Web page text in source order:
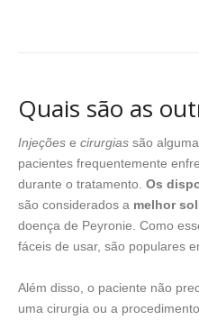
Quais são as
Injeções e cirurgias são
pacientes frequentemente
durante o tratamento. Os
são considerados a melhor
doença de Peyronie. Como
fáceis de usar, são populares
Além disso, o paciente não
uma cirurgia ou a